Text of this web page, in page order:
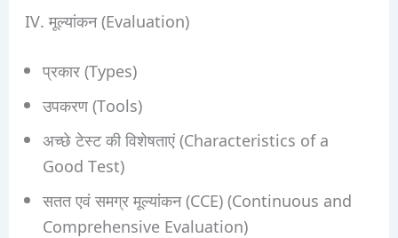
IV. मूल्यांकन (Evaluation)
प्रकार (Types)
उपकरण (Tools)
अच्छे टेस्ट की विशेषताएं (Characteristics of a
Good Test)
सतत एवं समग्र मूल्यांकन (CCE) (Continuous and
Comprehensive Evaluation)